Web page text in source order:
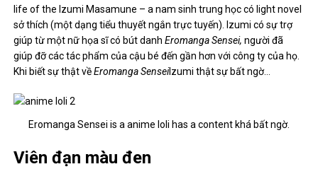
life of the Izumi Masamune – a nam sinh trung học có light novel
sở thích (một dạng tiểu thuyết ngắn trực tuyến). Izumi có sự trợ
giúp từ một nữ họa sĩ có bút danhEromanga Sensei,người đã
giúp đỡ các tác phẩm của cậu bé đến gần hơn với công ty của họ.
Khi biết sự thật vềEromanga SenseiIzumi thật sự bất ngờ…
Eromanga Sensei is a anime loli has a content khá bất ngờ.
Viên đạn màu đen